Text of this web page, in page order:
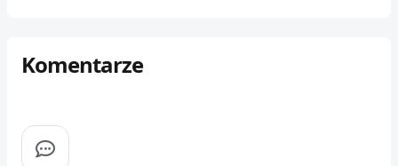
Komentarze